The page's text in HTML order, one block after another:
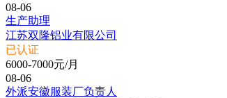
08-06
生产助理
江苏双隆铝业有限公司
已认证
6000-7000元/月
08-06
外派安徽服装厂负责人